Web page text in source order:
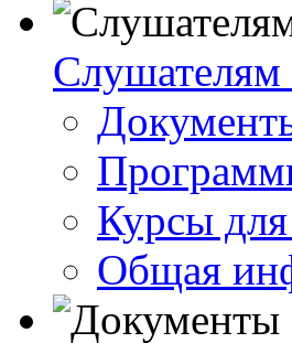
Слушателям
Курсы
Общая